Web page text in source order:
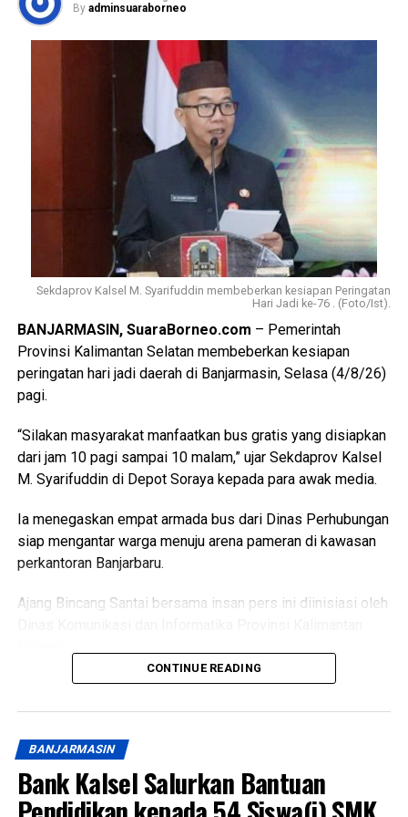
By adminsuaraborneo
Sekdaprov Kalsel M. Syarifuddin membeberkan kesiapan Peringatan
Hari Jadi ke-76 . (Foto/Ist).
BANJARMASIN, SuaraBorneo.com – Pemerintah
Provinsi Kalimantan Selatan membeberkan kesiapan
peringatan hari jadi daerah di Banjarmasin, Selasa (4/8/26)
pagi.
“Silakan masyarakat manfaatkan bus gratis yang disiapkan
dari jam 10 pagi sampai 10 malam,” ujar Sekdaprov Kalsel
M. Syarifuddin di Depot Soraya kepada para awak media.
Ia menegaskan empat armada bus dari Dinas Perhubungan
siap mengantar warga menuju arena pameran di kawasan
perkantoran Banjarbaru.
Ajang Bincang Santai bersama insan pers ini diinisiasi oleh
Pertemuan hangat ini dikemas penuh keakraban untuk
menyampaikan keterbukaan informasi pembangunan
Puncak perayaan tahun ini dibuat lebih berkesan agar
masyarakat bisa datang menikmati hiburan murah meriah.
CONTINUE READING
BANJARMASIN
Bank Kalsel Salurkan Bantuan